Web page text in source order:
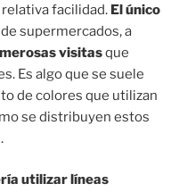
facilidad. El único
supermercados, a
visitasque
Es algo que se suele
de colores que utilizan
se distribuyen estos
utilizar líneas